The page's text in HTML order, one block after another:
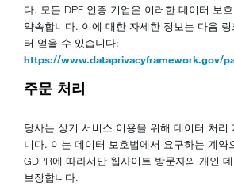
다. 모든 DPF 인증 기업은 이러한 데이터 보
약속합니다. 이에 대한 자세한 정보는 다음
터 얻을 수 있습니다:
https://www.dataprivacyframework.gov/
주문 처리
당사는 상기 서비스 이용을 위해 데이터 처리
니다. 이는 데이터 보호법에서 요구하는 계약
GDPR에 따라서만 웹사이트 방문자의 개인
보장합니다.